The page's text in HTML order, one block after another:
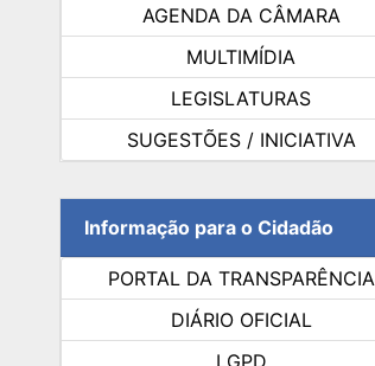
AGENDA DA CÂMARA
MULTIMÍDIA
LEGISLATURAS
SUGESTÕES / INICIATIVA
Informação para o Cidadão
PORTAL DA TRANSPARÊNCIA
DIÁRIO OFICIAL
LGPD